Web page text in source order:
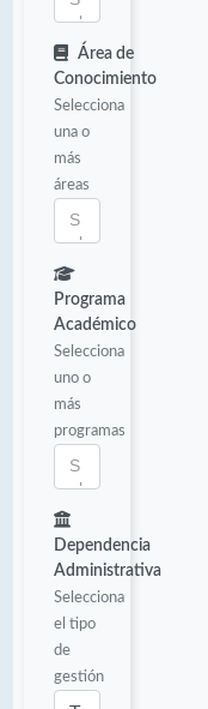
Área de
Conocimiento
Selecciona
una o
más
áreas
Programa
Académico
Selecciona
uno o
más
programas
Dependencia
Administrativa
Selecciona
el tipo
de
gestión